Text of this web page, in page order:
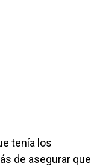
tenía los
de asegurar que